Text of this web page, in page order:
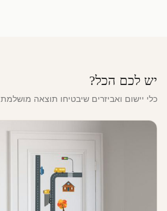
יש לכם הכל?
כלי יישום ואביזרים שיבטיחו תוצאה מושלמת